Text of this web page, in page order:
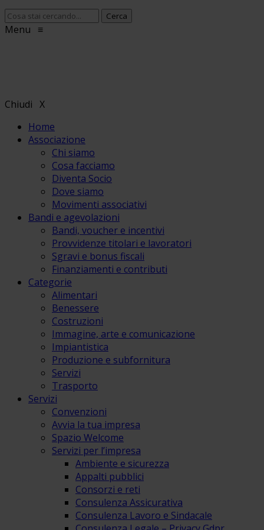
Menu ≡
Chiudi X
Home
Associazione
Chi siamo
Cosa facciamo
Diventa Socio
Dove siamo
Movimenti associativi
Bandi e agevolazioni
Bandi, voucher e incentivi
Provvidenze titolari e lavoratori
Sgravi e bonus fiscali
Finanziamenti e contributi
Categorie
Alimentari
Benessere
Costruzioni
Immagine, arte e comunicazione
Impiantistica
Produzione e subfornitura
Servizi
Trasporto
Servizi
Convenzioni
Avvia la tua impresa
Spazio Welcome
Servizi per l’impresa
Ambiente e sicurezza
Appalti pubblici
Consorzi e reti
Consulenza Assicurativa
Consulenza Lavoro e Sindacale